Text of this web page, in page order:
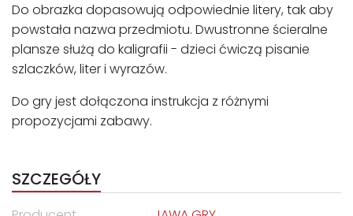
Do obrazka dopasowują odpowiednie litery, tak aby
powstała nazwa przedmiotu. Dwustronne ścieralne
plansze służą do kaligrafii - dzieci ćwiczą pisanie
szlaczków, liter i wyrazów.
Do gry jest dołączona instrukcja z różnymi
propozycjami zabawy.
SZCZEGÓŁY